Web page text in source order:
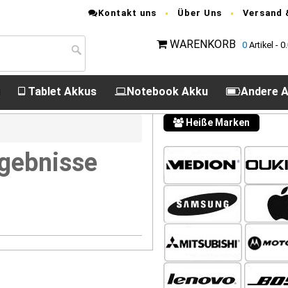
Kontakt uns Über Uns Versand
WARENKORB 0 Artikel -
Tablet Akkus Notebook Akku Andere
Heiße Marken